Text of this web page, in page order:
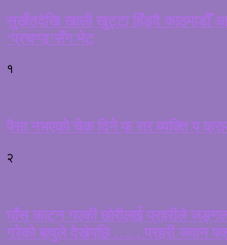
सुर्खेतदेखि खाली खुट्टा हिँड्दै काठमाडौँ
‘प्रचण्ड’सँग भेट
१
पैसा नभएको चेक दिने फ रार ब्यक्ति प
२
घाँस काट्न गएकी छोरीलाई प्रहरीले
गरेको बावुले देखेपछि …. , प्रहरी जवान